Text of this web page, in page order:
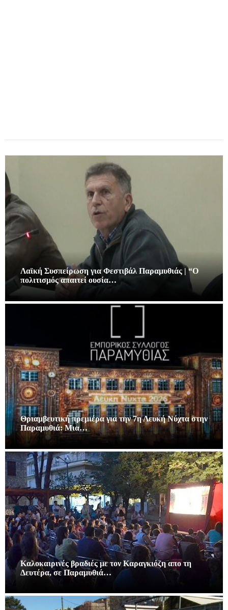
Λαϊκή Συσπείρωση για Φεστιβάλ Παραμυθιάς | “Ο
πολιτισμός απαιτεί ουσία…
Θριαμβευτική πρεμιέρα για την 7η Λευκή Νύχτα στην
Παραμυθιά: Μια…
Καλοκαιρινές βραδιές με τον Καραγκιόζη απο τη
Δευτέρα, σε Παραμυθιά…